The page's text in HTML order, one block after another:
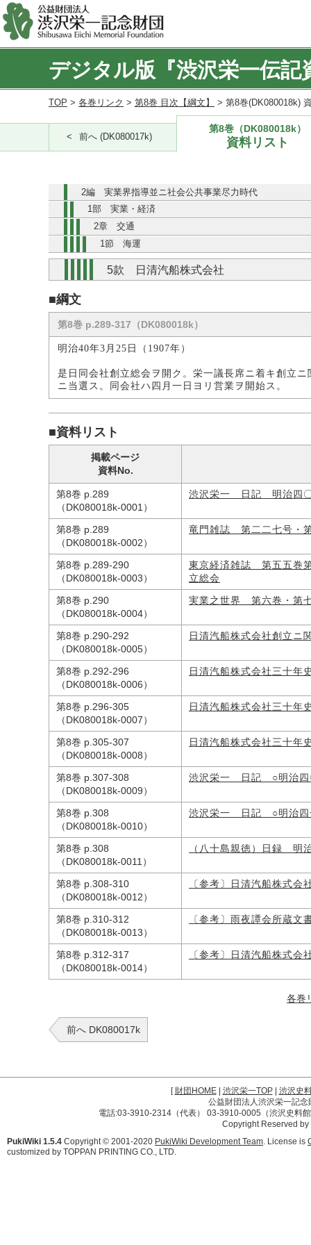
デジタル版『渋沢栄一伝記
TOP > 各巻リンク > 第8巻 目次【綱文】 > 第8巻(DK080018k)
前へ (DK080017k)
第8巻（DK080018k）
資料リスト
2編 実業界指導並ニ社会公共事業尽力時代
1部 実業・経済
2章 交通
1節 海運
5款 日清汽船株式会社
■綱文
第8巻 p.289-317（DK080018k）
明治40年3月25日（1907年）
是日同会社創立総会ヲ開ク。栄一議長席ニ着キ創立
ニ当選ス。同会社ハ四月一日ヨリ営業ヲ開始ス。
■資料リスト
掲載ページ
資料No.
第8巻 p.289
（DK080018k-0001）
渋沢栄一 日記 明治四
第8巻 p.289
（DK080018k-0002）
竜門雑誌 第二二七号・
第8巻 p.289-290
（DK080018k-0003）
東京経済雑誌 第五五巻
立総会
第8巻 p.290
（DK080018k-0004）
実業之世界 第六巻・第
第8巻 p.290-292
（DK080018k-0005）
日清汽船株式会社創立ニ
第8巻 p.292-296
（DK080018k-0006）
日清汽船株式会社三十
第8巻 p.296-305
（DK080018k-0007）
日清汽船株式会社三十
第8巻 p.305-307
（DK080018k-0008）
日清汽船株式会社三十
第8巻 p.307-308
（DK080018k-0009）
渋沢栄一 日記 ○明治四
第8巻 p.308
（DK080018k-0010）
渋沢栄一 日記 ○明治四
第8巻 p.308
（DK080018k-0011）
（八十島親徳）日録 明
第8巻 p.308-310
（DK080018k-0012）
〔参考〕日清汽船株式会
第8巻 p.310-312
（DK080018k-0013）
〔参考〕雨夜譚会所蔵
第8巻 p.312-317
（DK080018k-0014）
〔参考〕日清汽船株式
各巻
前へ DK080017k
[財団HOME| 渋沢栄一TOP| 渋沢史
公益財団法人渋沢栄一記
電話:03-3910-2314（代表） 03-3910-0005（渋沢史料
Copyright Reserved
PukiWiki 1.5.4 Copyright © 2001-2020 PukiWiki Development Team. License is
customized by TOPPAN PRINTING CO., LTD.